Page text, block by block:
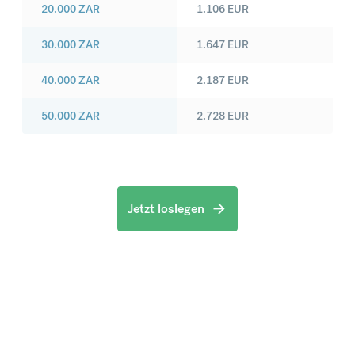
20.000ZAR
30.000ZAR
40.000ZAR
50.000ZAR
1.106 EUR
1.647 EUR
2.187 EUR
2.728 EUR
Jetzt loslegen